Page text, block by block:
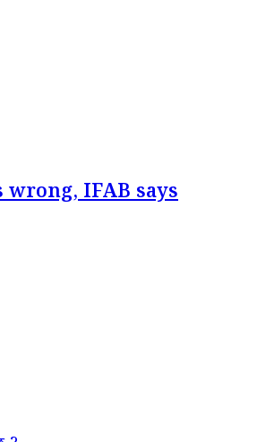
wrong, IFAB says